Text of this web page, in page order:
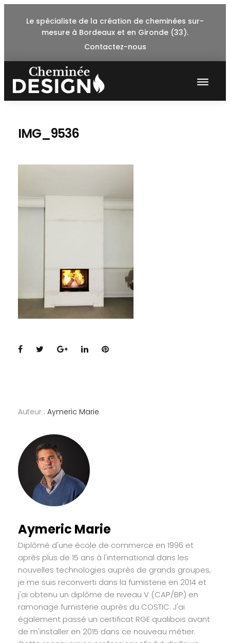
Le spécialiste de la création de cheminées sur-
mesure à Bordeaux et en Gironde (33).
Contactez-nous
IMG_9536
Facebook
TwitterGoogle+
LinkedInPinterest
Auteur : Aymeric Marie
Aymeric Marie
Diplômé d'une école de commerce en 1996 et
après plus de 15 ans à l'international dans les
nouvelles technologies auprès de grands groupes,
je me suis reconverti dans la fumisterie en 2014 et
j'ai obtenu un diplôme de niveau V (CAP/BP) en
ramonage fumisterie auprès du COSTIC. J'ai
également passé un certificat RGE qualibois avant
de m'installer en 2015 dans ce nouveau métier.